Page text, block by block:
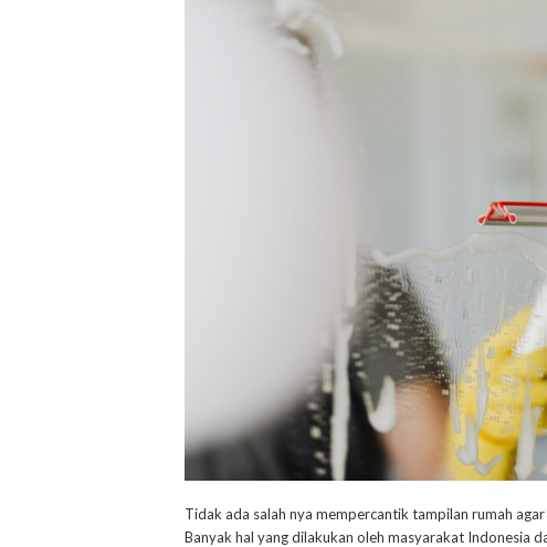
Tidak ada salah nya mempercantik tampilan rumah
Banyak hal yang dilakukan oleh masyarakat Indonesia